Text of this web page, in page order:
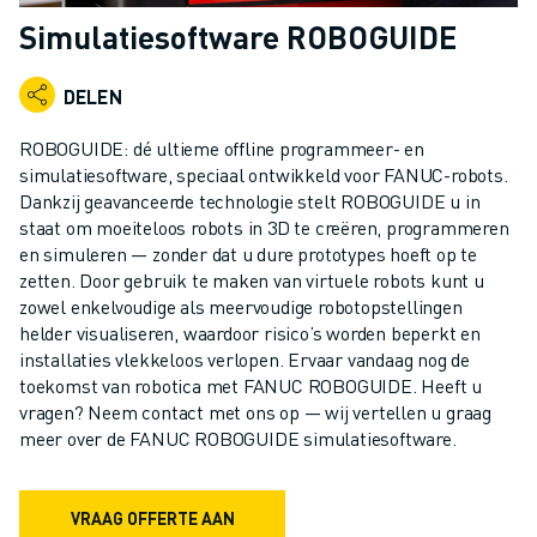
INDUSTRIËLE ROBOTS
COLLABORATIEVE ROBOTS
ROBOT AANBOD
ROBOT CONTROLLERS
ROBOT ACCESSOIRES
ROBOT SOFTWARE
SIMULATIE SOFTWARE
ROBOTS VOOR HET ONDERWIJS
ROBOT AUTOMATISERING
BOOGLAS ROBOTS
ARTICULATED ROBOTS
ARC MATE SERIE
M-900 SERIE
DELTA ROBOTS
FOOD & CLEANROOM ROBOTS
PALLETISEER ROBOTS
Simulatiesoftware ROBOGUIDE
DELEN
ROBOGUIDE: dé ultieme offline programmeer- en
simulatiesoftware, speciaal ontwikkeld voor FANUC-robots.
Dankzij geavanceerde technologie stelt ROBOGUIDE u in
staat om moeiteloos robots in 3D te creëren, programmeren
en simuleren — zonder dat u dure prototypes hoeft op te
zetten. Door gebruik te maken van virtuele robots kunt u
zowel enkelvoudige als meervoudige robotopstellingen
helder visualiseren, waardoor risico’s worden beperkt en
installaties vlekkeloos verlopen. Ervaar vandaag nog de
toekomst van robotica met FANUC ROBOGUIDE. Heeft u
vragen? Neem contact met ons op — wij vertellen u graag
meer over de FANUC ROBOGUIDE simulatiesoftware.
VRAAG OFFERTE AAN